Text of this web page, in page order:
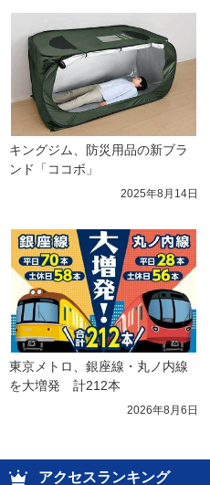
キングジム、防災用品の新ブラ
ンド「ココボ」
2025年8月14日
東京メトロ、銀座線・丸ノ内線
を大増発　計212本
2026年8月6日
アクセスランキング